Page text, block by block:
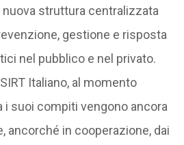
struttura centralizzata
gestione e risposta
nel pubblico e nel privato.
Italiano, al momento
i suoi compiti vengono ancora
ancorché in cooperazione, dai